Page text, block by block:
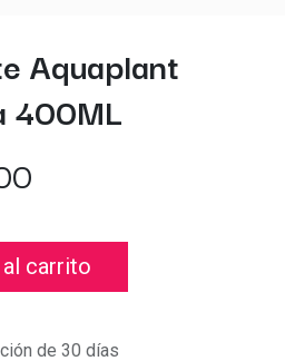
Aquaplant
400ML
carrito
de 30 días